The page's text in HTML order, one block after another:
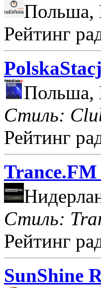
Польша,
Рейтинг
Польша,
Стиль:
Рейтинг
Trance.FM
Стиль:
Рейтинг
SunShine